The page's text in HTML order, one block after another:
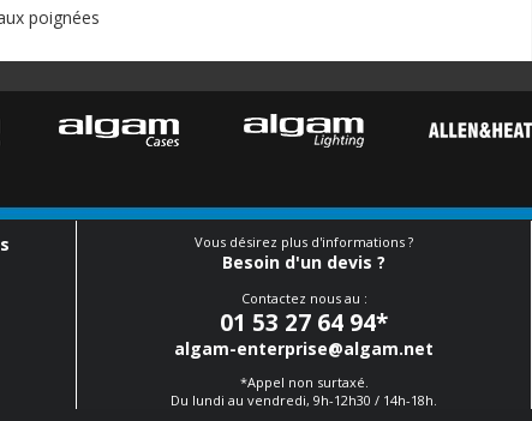
poignées
Vous désirez plus d'informations ?
Besoin d'un devis ?
Contactez nous au :
01 53 27 64 94*
algam-enterprise@algam.net
*Appel non surtaxé.
Du lundi au vendredi, 9h-12h30 / 14h-18h.